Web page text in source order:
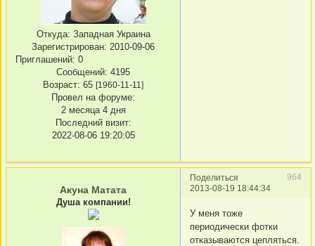
Откуда: Западная Украина
Зарегистрирован: 2010-09-06
Приглашений: 0
Сообщений: 4195
Возраст: 65 [1960-11-11]
Провел на форуме:
2 месяца 4 дня
Последний визит:
2022-08-06 19:20:05
Поделиться
964
2013-08-19 18:44:34
Акуна Матата
Душа компании!
У меня тоже
периодически фотки
отказываются цепляться.